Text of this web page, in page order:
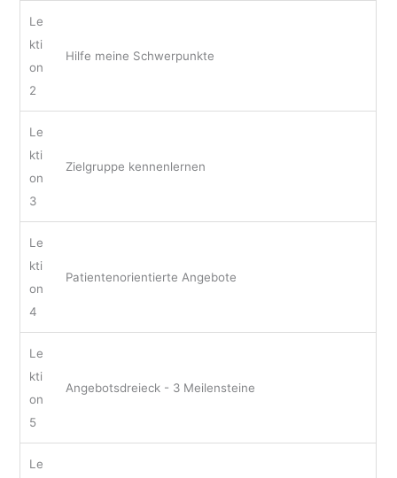
Le
kti
on
2
Hilfe meine Schwerpunkte
Le
kti
on
3
Zielgruppe kennenlernen
Le
kti
on
4
Patientenorientierte Angebote
Le
kti
on
5
Angebotsdreieck - 3 Meilensteine
Le